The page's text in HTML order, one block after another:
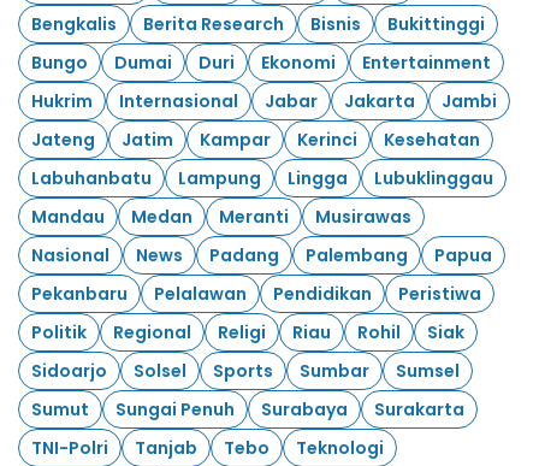
Bengkalis
Berita Research Bisnis
Bukittinggi
Bungo
Dumai Duri Ekonomi
Entertainment
Hukrim
Internasional Jabar Jakarta
Jambi
Jateng
Jatim Kampar Kerinci
Kesehatan
Labuhanbatu
Lampung Lingga
Lubuklinggau
Mandau
Medan Meranti
Musirawas
Nasional
News Padang Palembang
Papua
Pekanbaru
Pelalawan Pendidikan
Peristiwa
Politik
Regional Religi Riau Rohil
Siak
Sidoarjo
Solsel Sports Sumbar
Sumsel
Sumut
Sungai Penuh Surabaya
Surakarta
TNI-Polri
Tanjab Tebo
Teknologi